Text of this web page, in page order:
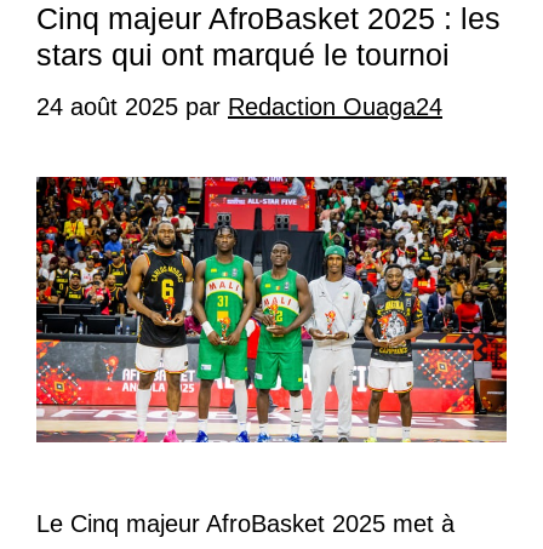
Cinq majeur AfroBasket 2025 : les
stars qui ont marqué le tournoi
24 août 2025 par Redaction Ouaga24
Le Cinq majeur AfroBasket 2025 met à